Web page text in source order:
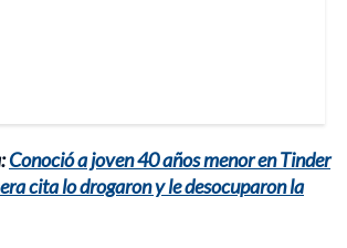
Conoció a joven 40 años menor en Tinder
cita lo drogaron y le desocuparon la